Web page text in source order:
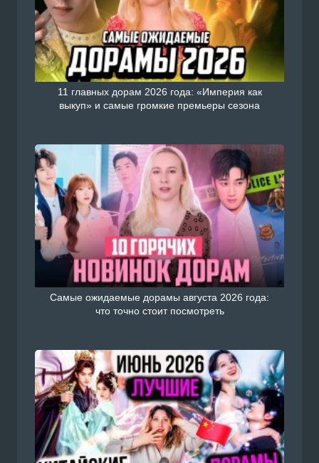
11 главных дорам 2026 года: «Империя как
выкуп» и самые громкие премьеры сезона
Самые ожидаемые дорамы августа 2026 года:
что точно стоит посмотреть